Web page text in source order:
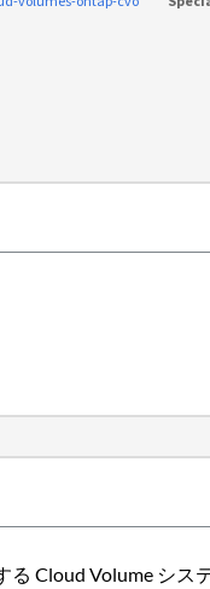
る Cloud Volume シ